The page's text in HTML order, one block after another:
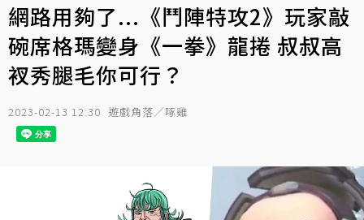
網路用夠了...《鬥陣特攻2》玩家敲
碗席格瑪變身《一拳》龍捲 叔叔高
衩秀腿毛你可行？
2023-02-13 12:30 遊戲角落／啄雞